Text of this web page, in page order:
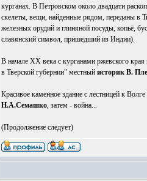
курганах. В Петровском около двадцати
скелеты, вещи, найденные рядом, переданы в
железных орудий и глиняной посуды, копьё,
славянский символ, пришедший из Индии).
В начале XX века с курганами ржевского
в Тверской губернии" местный историк В.
Красивое каменное здание с лестницей к
Н.А.Семашко, затем - война...
(Продолжение следует)